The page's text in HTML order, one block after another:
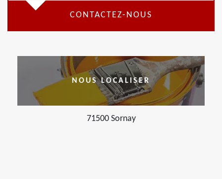
CONTACTEZ-NOUS
NOUS LOCALISER
71500 Sornay